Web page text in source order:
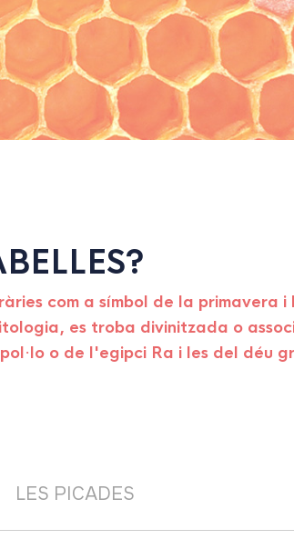
com a símbol de la primavera i
es troba divinitzada o
o de l'egipci Ra i les del déu
LES PICADES